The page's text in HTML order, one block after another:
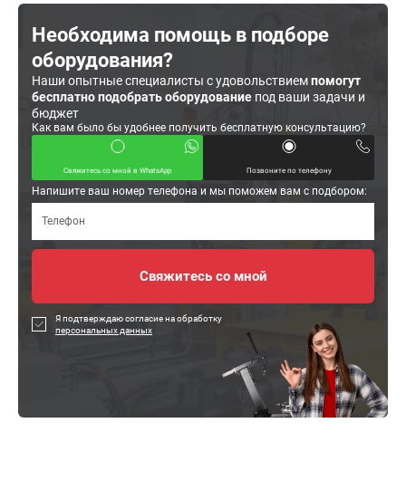
Необходима помощь в подборе
оборудования?
Наши опытные специалисты с удовольствиемпомогут
бесплатно подобрать оборудование под ваши задачи и
бюджет
Как вам было бы удобнее получить бесплатную консультацию?
Свяжитесь со мной в WhatsApp Позвоните по телефону
Напишите ваш номер телефона и мы поможем вам с подбором:
Я подтверждаю согласие на обработку
персональных данных